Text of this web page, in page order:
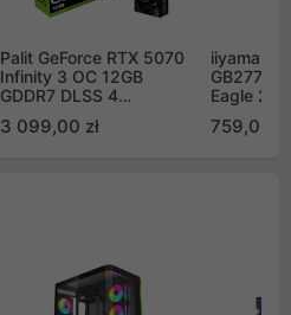
Palit GeForce RTX 5070
Infinity 3 OC 12GB
GDDR7 DLSS 4
GB2050S)
3 099,00 zł
iiyama G-
Eagle 27"
759,00 zł